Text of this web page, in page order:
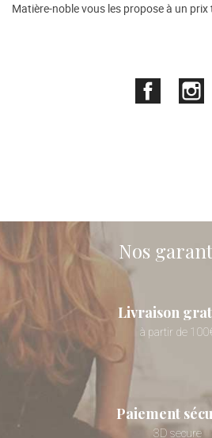
Matière-noble vous les propose à un
Facebook
Nos
Livraison
à partir de
Paiement
3D secure